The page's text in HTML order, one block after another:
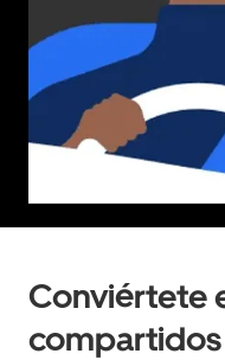
Conviértete
compartidos